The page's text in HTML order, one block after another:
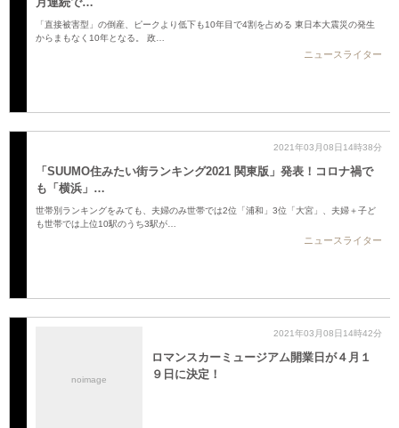
「直接被害型」の倒産、ピークより低下も10年目で4割を占める 東日本大震災の発生
からまもなく10年となる。 政…
ニュースライター
2021年03月08日14時38分
「SUUMO住みたい街ランキング2021 関東版」発表！コロナ禍で
も「横浜」…
世帯別ランキングをみても、夫婦のみ世帯では2位「浦和」3位「大宮」、夫婦＋子ど
も世帯では上位10駅のうち3駅が…
ニュースライター
noimage
2021年03月08日14時42分
ロマンスカーミュージアム開業日が４月１
９日に決定！